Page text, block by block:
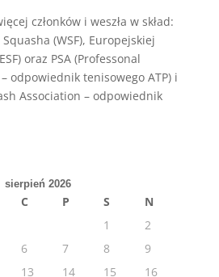
członków i weszła w skład:
(WSF), Europejskiej
oraz PSA (Professonal
odpowiednik tenisowego ATP) i
Association – odpowiednik
sierpień 2026
C P S
N
1
2
6 7 8
9
13 14 15 16